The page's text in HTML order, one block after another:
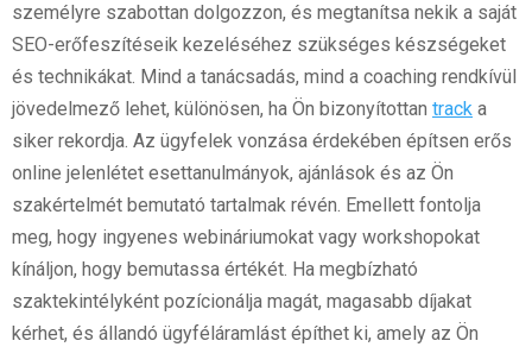
személyre szabottan dolgozzon, és megtanítsa nekik a saját
SEO-erőfeszítéseik kezeléséhez szükséges készségeket
és technikákat. Mind a tanácsadás, mind a coaching rendkívül
jövedelmező lehet, különösen, ha Ön bizonyítottan track a
siker rekordja. Az ügyfelek vonzása érdekében építsen erős
online jelenlétet esettanulmányok, ajánlások és az Ön
szakértelmét bemutató tartalmak révén. Emellett fontolja
meg, hogy ingyenes webináriumokat vagy workshopokat
kínáljon, hogy bemutassa értékét. Ha megbízható
szaktekintélyként pozícionálja magát, magasabb díjakat
kérhet, és állandó ügyféláramlást építhet ki, amely az Ön